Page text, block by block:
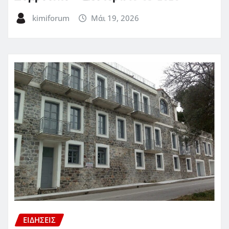
kimiforum Μάι 19, 2026
ΕΙΔΗΣΕΙΣ